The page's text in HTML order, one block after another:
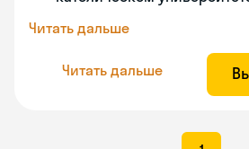
Читать дальше
Читать дальше